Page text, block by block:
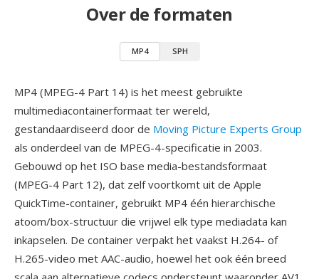
Over de formaten
MP4 SPH
MP4 (MPEG-4 Part 14) is het meest gebruikte
multimediacontainerformaat ter wereld,
gestandaardiseerd door de Moving Picture Experts Group
als onderdeel van de MPEG-4-specificatie in 2003.
Gebouwd op het ISO base media-bestandsformaat
(MPEG-4 Part 12), dat zelf voortkomt uit de Apple
QuickTime-container, gebruikt MP4 één hierarchische
atoom/box-structuur die vrijwel elk type mediadata kan
inkapselen. De container verpakt het vaakst H.264- of
H.265-video met AAC-audio, hoewel het ook één breed